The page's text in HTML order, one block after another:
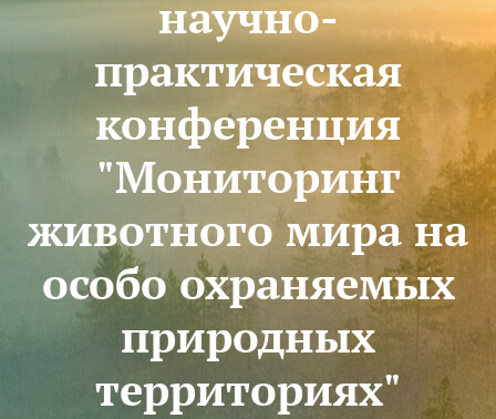
научно-
практическая
конференция
"Мониторинг
животного мира на
особо охраняемых
природных
территориях"